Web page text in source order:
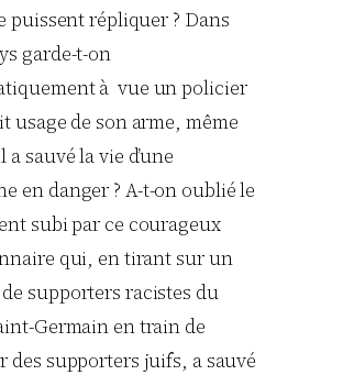
puissent répliquer ? Dans
garde-t-on
à vue un policier
usage de son arme, même
a sauvé la vie d’une
en danger ? A-t-on oublié le
subi par ce courageux
qui, en tirant sur un
supporters racistes du
Germain en train de
des supporters juifs, a sauvé